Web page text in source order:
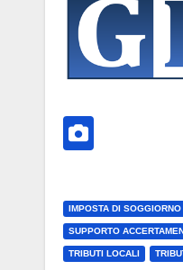
IMPOSTA DI SOGGIORNO
SUPPORTO
TRIBUTI LOCALI